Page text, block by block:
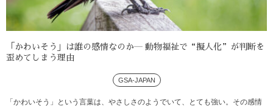
「かわいそう」は誰の感情なのか― 動物福祉で“擬人化”が判断を
歪めてしまう理由
GSA-JAPAN
「かわいそう」という言葉は、やさしさのようでいて、とても強い。その感情